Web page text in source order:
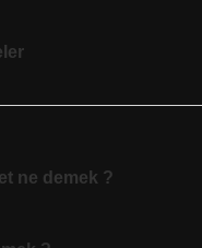
ne demek ?